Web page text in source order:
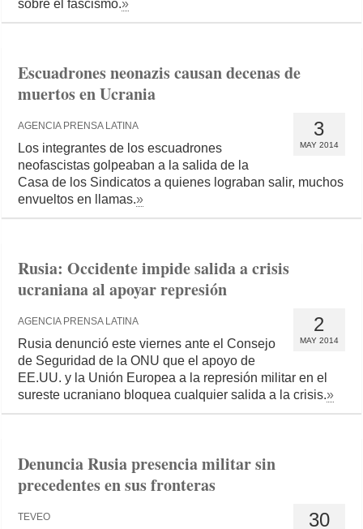
sobre el fascismo.»
Escuadrones neonazis causan decenas de
muertos en Ucrania
3
MAY 2014
AGENCIA PRENSA LATINA
Los integrantes de los escuadrones
neofascistas golpeaban a la salida de la
Casa de los Sindicatos a quienes lograban salir, muchos
envueltos en llamas.»
Rusia: Occidente impide salida a crisis
ucraniana al apoyar represión
2
MAY 2014
AGENCIA PRENSA LATINA
Rusia denunció este viernes ante el Consejo
de Seguridad de la ONU que el apoyo de
EE.UU. y la Unión Europea a la represión militar en el
sureste ucraniano bloquea cualquier salida a la crisis.»
Denuncia Rusia presencia militar sin
precedentes en sus fronteras
30
TEVEO